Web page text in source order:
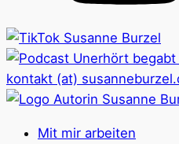
kontakt (at)
Mit mir arbeiten